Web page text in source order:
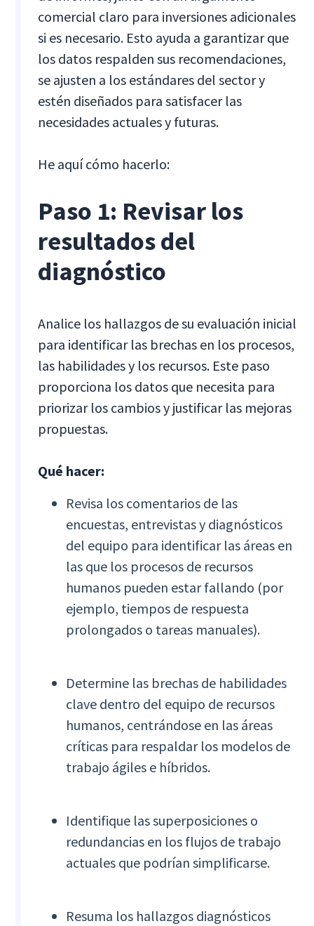
comercial claro para inversiones adicionales
si es necesario. Esto ayuda a garantizar que
los datos respalden sus recomendaciones,
se ajusten a los estándares del sector y
estén diseñados para satisfacer las
necesidades actuales y futuras.
He aquí cómo hacerlo:
Paso 1: Revisar los
resultados del
diagnóstico
Analice los hallazgos de su evaluación inicial
para identificar las brechas en los procesos,
las habilidades y los recursos. Este paso
proporciona los datos que necesita para
priorizar los cambios y justificar las mejoras
propuestas.
Qué hacer:
Revisa los comentarios de las
encuestas, entrevistas y diagnósticos
del equipo para identificar las áreas en
las que los procesos de recursos
humanos pueden estar fallando (por
ejemplo, tiempos de respuesta
prolongados o tareas manuales).
Determine las brechas de habilidades
clave dentro del equipo de recursos
humanos, centrándose en las áreas
críticas para respaldar los modelos de
trabajo ágiles e híbridos.
Identifique las superposiciones o
redundancias en los flujos de trabajo
actuales que podrían simplificarse.
Resuma los hallazgos diagnósticos